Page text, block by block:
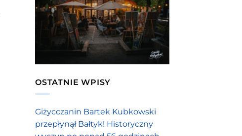
OSTATNIE WPISY
Giżycczanin Bartek Kubkowski
przepłynął Bałtyk! Historyczny